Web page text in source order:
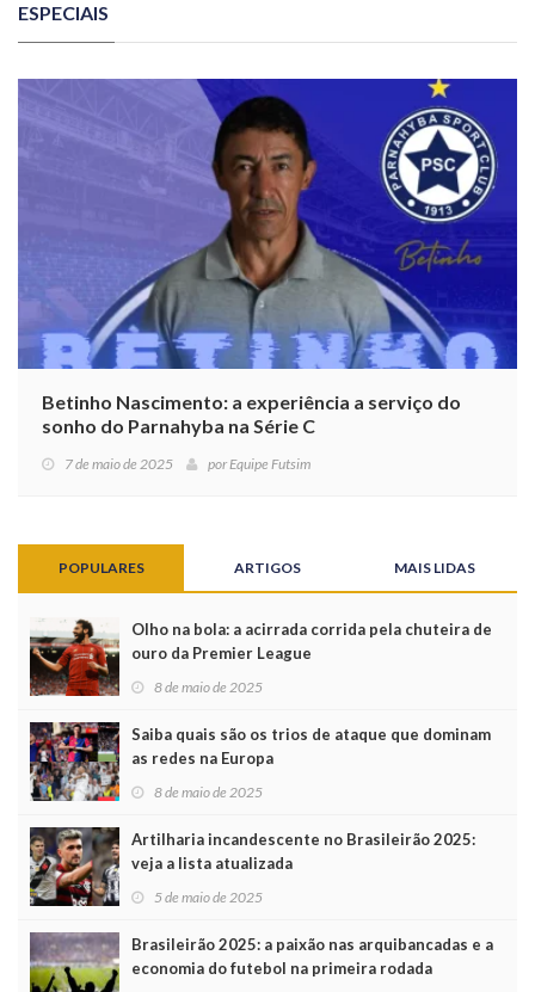
ESPECIAIS
Betinho Nascimento: a experiência a serviço do
sonho do Parnahyba na Série C
7 de maio de 2025 porEquipe Futsim
POPULARES ARTIGOS MAIS LIDAS
Olho na bola: a acirrada corrida pela chuteira de
ouro da Premier League
8 de maio de 2025
Saiba quais são os trios de ataque que dominam
as redes na Europa
8 de maio de 2025
Artilharia incandescente no Brasileirão 2025:
veja a lista atualizada
5 de maio de 2025
Brasileirão 2025: a paixão nas arquibancadas e a
economia do futebol na primeira rodada